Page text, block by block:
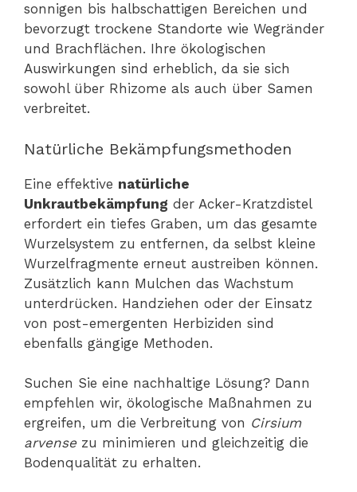
sonnigen bis halbschattigen Bereichen und
bevorzugt trockene Standorte wie Wegränder
und Brachflächen. Ihre ökologischen
Auswirkungen sind erheblich, da sie sich
sowohl über Rhizome als auch über Samen
verbreitet.
Natürliche Bekämpfungsmethoden
Eine effektive natürliche
Unkrautbekämpfung der Acker-Kratzdistel
erfordert ein tiefes Graben, um das gesamte
Wurzelsystem zu entfernen, da selbst kleine
Wurzelfragmente erneut austreiben können.
Zusätzlich kann Mulchen das Wachstum
unterdrücken. Handziehen oder der Einsatz
von post-emergenten Herbiziden sind
ebenfalls gängige Methoden.
Suchen Sie eine nachhaltige Lösung? Dann
empfehlen wir, ökologische Maßnahmen zu
ergreifen, um die Verbreitung von Cirsium
arvense zu minimieren und gleichzeitig die
Bodenqualität zu erhalten.